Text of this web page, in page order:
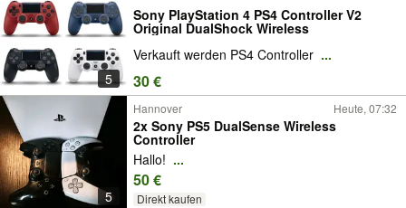
5
Sony PlayStation 4 PS4 Controller V2
Original DualShock Wireless
Verkauft werden PS4 Controller ...
30 €
5
Hannover Heute, 07:32
2x Sony PS5 DualSense Wireless
Controller
Hallo! ...
50 €
Direkt kaufen